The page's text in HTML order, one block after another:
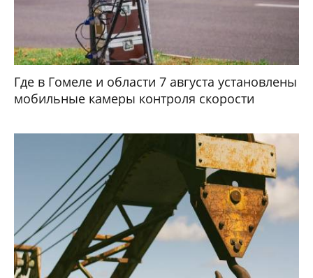
Где в Гомеле и области 7 августа установлены
мобильные камеры контроля скорости